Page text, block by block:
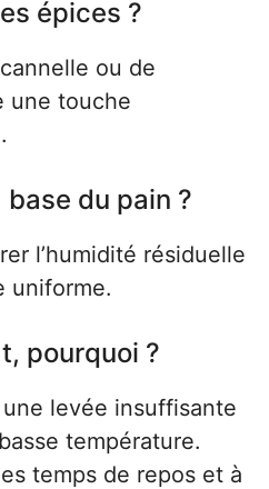
épices ?
ou de
une touche
du pain ?
l’humidité résiduelle
uniforme.
pourquoi ?
levée insuffisante
température.
temps de repos et à